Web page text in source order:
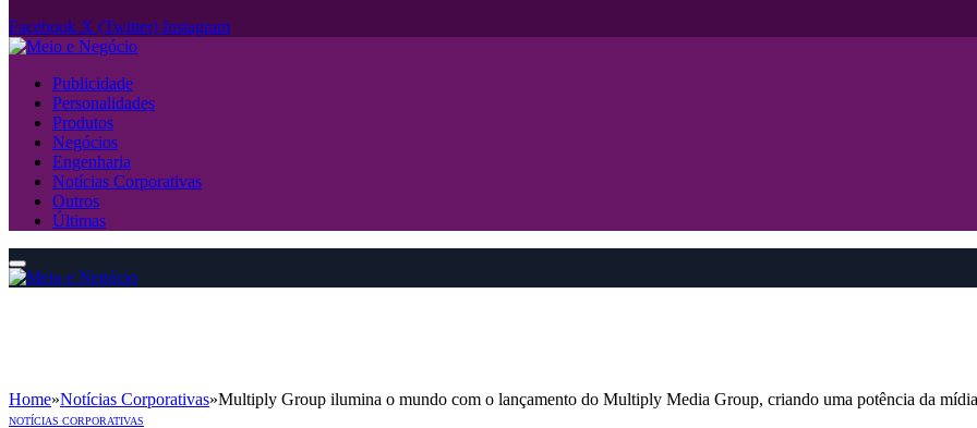
Facebook X (Twitter) Instagram
Publicidade
Personalidades
Produtos
Negócios
Engenharia
Notícias Corporativas
Outros
Últimas
Home»Notícias Corporativas»Multiply Group ilumina o mundo com o lançamento do Multiply Media Group, criando uma potência da
NOTÍCIAS CORPORATIVAS